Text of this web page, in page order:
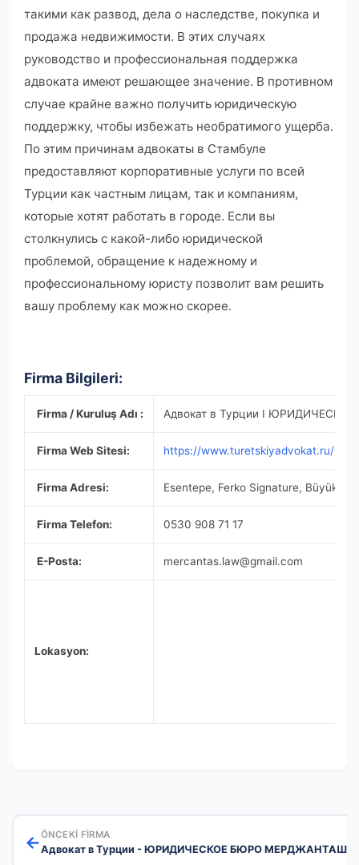
такими как развод, дела о наследстве, покупка и
продажа недвижимости. В этих случаях
руководство и профессиональная поддержка
адвоката имеют решающее значение. В противном
случае крайне важно получить юридическую
поддержку, чтобы избежать необратимого ущерба.
По этим причинам адвокаты в Стамбуле
предоставляют корпоративные услуги по всей
Турции как частным лицам, так и компаниям,
которые хотят работать в городе. Если вы
столкнулись с какой-либо юридической
проблемой, обращение к надежному и
профессиональному юристу позволит вам решить
вашу проблему как можно скорее.
Firma Bilgileri:
Firma / Kuruluş Adı : Адвокат в Турции I
Firma Web Sitesi: https://www.turetskiyadvokat.ru/
Firma Adresi: Esentepe, Ferko Signature,
Firma Telefon: 0530 908 71 17
E-Posta: mercantas.law@gmail.com
Lokasyon:
←ÖNCEKI FIRMA
Адвокат в Турции - ЮРИДИЧЕСКОЕ БЮРО МЕРДЖАНТАШ -